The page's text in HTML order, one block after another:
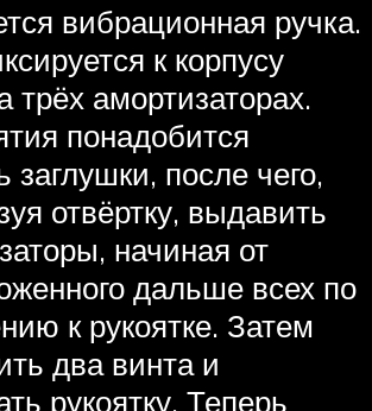
вибрационная ручка.
к корпусу
трёх амортизаторах.
понадобится
заглушки, после чего,
отвёртку, выдавить
начиная от
дальше всех по
к рукоятке. Затем
два винта и
рукоятку. Теперь